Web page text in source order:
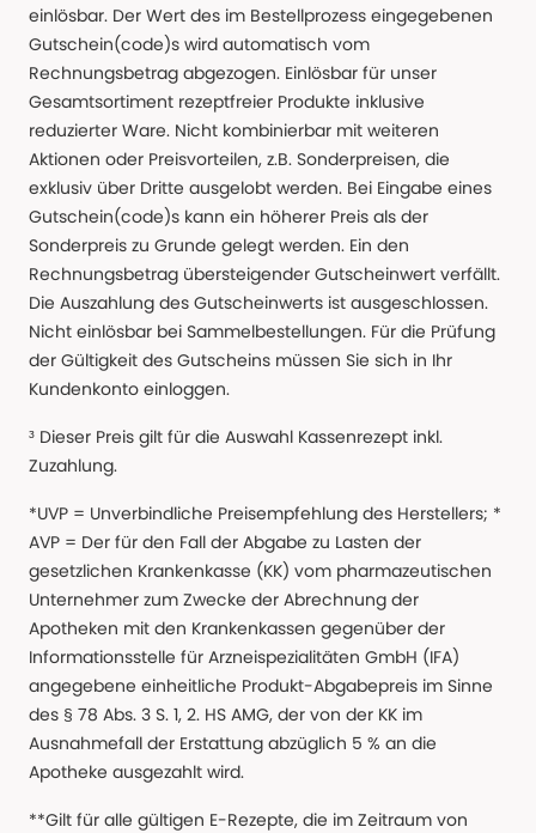
einlösbar. Der Wert des im Bestellprozess eingegebenen
Gutschein(code)s wird automatisch vom
Rechnungsbetrag abgezogen. Einlösbar für unser
Gesamtsortiment rezeptfreier Produkte inklusive
reduzierter Ware. Nicht kombinierbar mit weiteren
Aktionen oder Preisvorteilen, z.B. Sonderpreisen, die
exklusiv über Dritte ausgelobt werden. Bei Eingabe eines
Gutschein(code)s kann ein höherer Preis als der
Sonderpreis zu Grunde gelegt werden. Ein den
Rechnungsbetrag übersteigender Gutscheinwert verfällt.
Die Auszahlung des Gutscheinwerts ist ausgeschlossen.
Nicht einlösbar bei Sammelbestellungen. Für die Prüfung
der Gültigkeit des Gutscheins müssen Sie sich in Ihr
Kundenkonto einloggen.
³ Dieser Preis gilt für die Auswahl Kassenrezept inkl.
Zuzahlung.
*UVP = Unverbindliche Preisempfehlung des Herstellers; *
AVP = Der für den Fall der Abgabe zu Lasten der
gesetzlichen Krankenkasse (KK) vom pharmazeutischen
Unternehmer zum Zwecke der Abrechnung der
Apotheken mit den Krankenkassen gegenüber der
Informationsstelle für Arzneispezialitäten GmbH (IFA)
angegebene einheitliche Produkt-Abgabepreis im Sinne
des § 78 Abs. 3 S. 1, 2. HS AMG, der von der KK im
Ausnahmefall der Erstattung abzüglich 5 % an die
Apotheke ausgezahlt wird.
**Gilt für alle gültigen E-Rezepte, die im Zeitraum von